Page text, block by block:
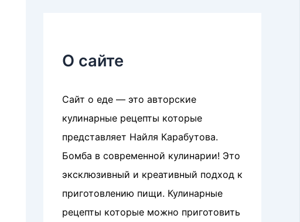
О сайте
Сайт о еде — это авторские
кулинарные рецепты которые
представляет Найля Карабутова.
Бомба в современной кулинарии! Это
эксклюзивный и креативный подход к
приготовлению пищи. Кулинарные
рецепты которые можно приготовить